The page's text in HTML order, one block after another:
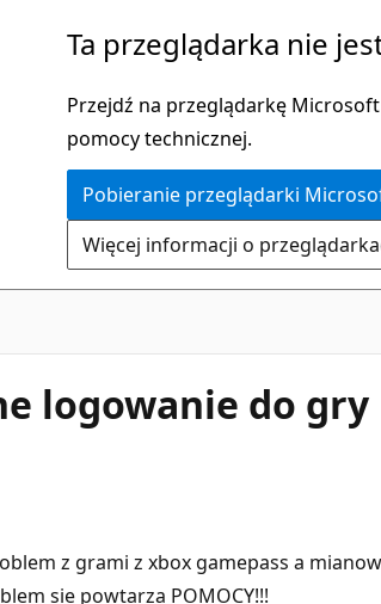
Ta przeglądarka nie
Przejdź na przeglądarkę
pomocy technicznej.
Pobieranie przeglądarki
Więcej informacji o
logowanie do gry
z grami z xbox gamepass a
sie powtarza POMOCY!!!